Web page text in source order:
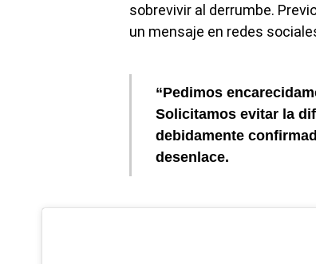
sobrevivir al derrumbe.
un mensaje en redes
“Pedimos
Solicitamos evitar la
debidamente
desenlace.